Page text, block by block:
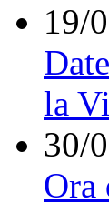
19/
la
30/
Ora